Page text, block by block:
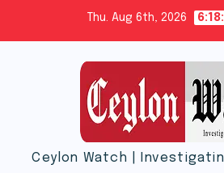
Thu. Aug 6th, 2026
Ceylon Watch |